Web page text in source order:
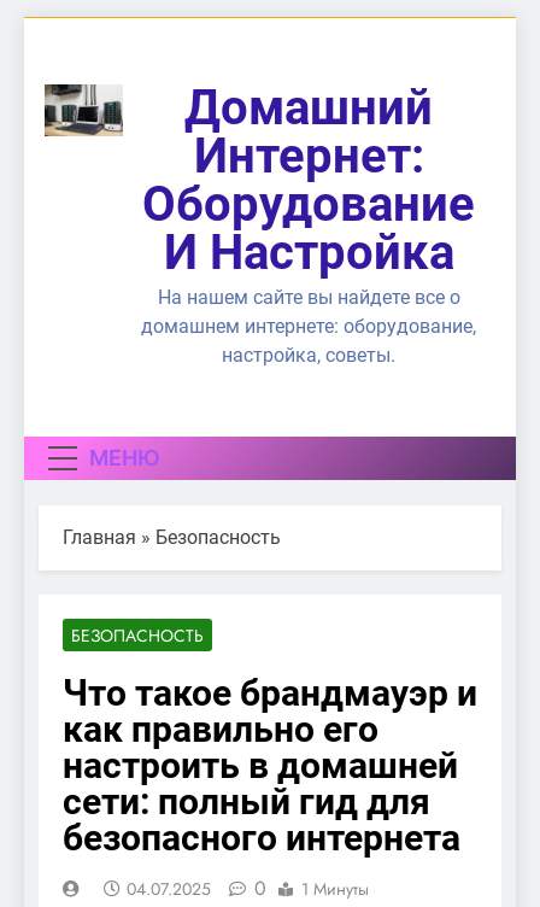
содержимому
Домашний
Интернет:
Оборудование
И Настройка
На нашем сайте вы найдете все о
домашнем интернете: оборудование,
настройка, советы.
МЕНЮ
Главная » Безопасность
БЕЗОПАСНОСТЬ
Что такое брандмауэр и
как правильно его
настроить в домашней
сети: полный гид для
безопасного интернета
04.07.2025 0 1 Минуты